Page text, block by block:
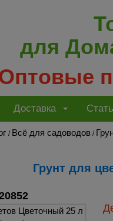
для
Доставка
/ Всё для садоводов /
Грунт для